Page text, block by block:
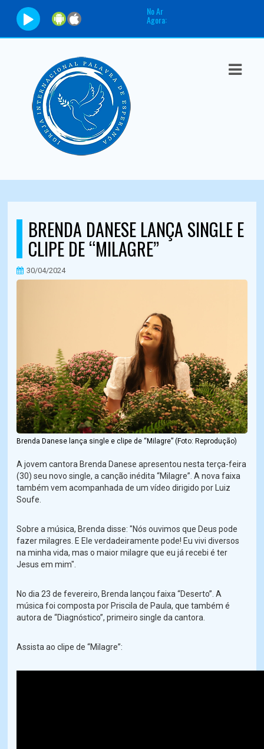
No Ar
Agora:
BRENDA DANESE LANÇA SINGLE E
CLIPE DE “MILAGRE”
30/04/2024
Brenda Danese lança single e clipe de “Milagre” (Foto: Reprodução)
A jovem cantora Brenda Danese apresentou nesta terça-feira
(30) seu novo single, a canção inédita “Milagre”. A nova faixa
também vem acompanhada de um vídeo dirigido por Luiz
Soufe.
Sobre a música, Brenda disse: "Nós ouvimos que Deus pode
fazer milagres. E Ele verdadeiramente pode! Eu vivi diversos
na minha vida, mas o maior milagre que eu já recebi é ter
Jesus em mim".
No dia 23 de fevereiro, Brenda lançou faixa “Deserto”. A
música foi composta por Priscila de Paula, que também é
autora de “Diagnóstico”, primeiro single da cantora.
Assista ao clipe de “Milagre”: